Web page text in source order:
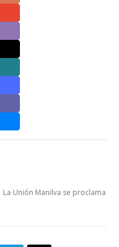
La Unión Manilva se proclama